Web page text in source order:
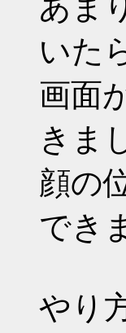
いた
画面
きま
顔の
でき
やり